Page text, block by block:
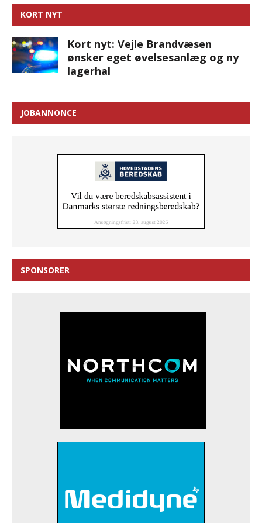
KORT NYT
Kort nyt: Vejle Brandvæsen
ønsker eget øvelsesanlæg og ny
lagerhal
JOBANNONCE
SPONSORER